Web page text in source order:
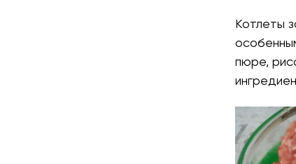
Котлеты
пюре,